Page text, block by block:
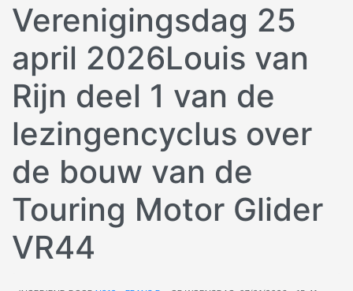
Verenigingsdag 25
april 2026Louis van
Rijn deel 1 van de
lezingencyclus over
de bouw van de
Touring Motor Glider
VR44